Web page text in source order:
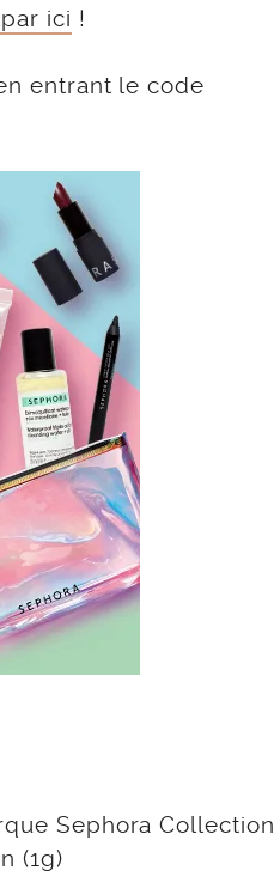
ici !
entrant le code
Sephora Collection
(1g)